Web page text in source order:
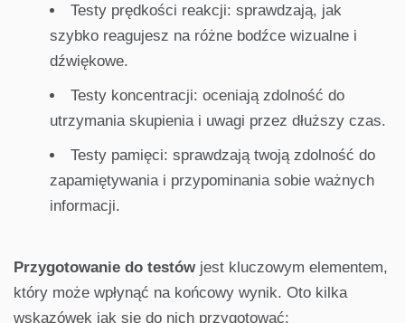
Testy prędkości reakcji: sprawdzają, jak
szybko reagujesz na różne bodźce wizualne i
dźwiękowe.
Testy koncentracji: oceniają zdolność do
utrzymania skupienia i uwagi przez dłuższy czas.
Testy pamięci: sprawdzają twoją zdolność do
zapamiętywania i przypominania sobie ważnych
informacji.
Przygotowanie do testów jest kluczowym elementem,
który może wpłynąć na końcowy wynik. Oto kilka
wskazówek jak się do nich przygotować: